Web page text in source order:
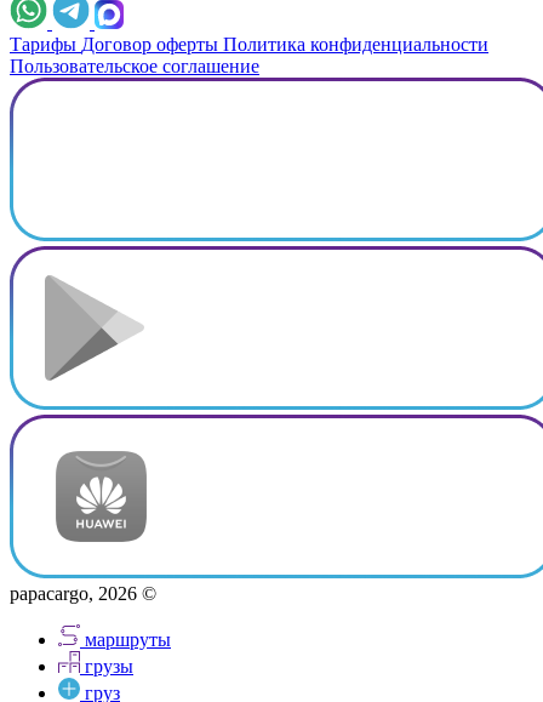
Тарифы Договор оферты Политика конфиденциальности
Пользовательское соглашение
papacargo, 2026 ©
маршруты
грузы
груз